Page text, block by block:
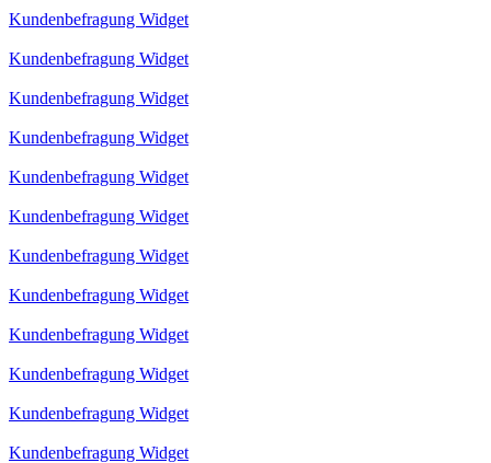
Kundenbefragung Widget
Kundenbefragung Widget
Kundenbefragung Widget
Kundenbefragung Widget
Kundenbefragung Widget
Kundenbefragung Widget
Kundenbefragung Widget
Kundenbefragung Widget
Kundenbefragung Widget
Kundenbefragung Widget
Kundenbefragung Widget
Kundenbefragung Widget